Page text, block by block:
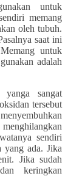
untuk
memang
oleh tubuh.
saat ini
untuk
adalah
yanga sangat
tersebut
sendiri
yang ada. Jika
Jika sudah
keringkan